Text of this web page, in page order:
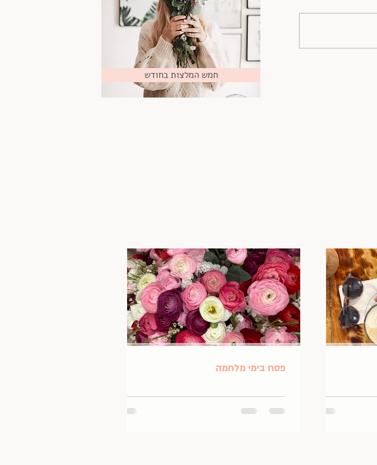
חמש המלצות בחודש
פסח בימי מלחמה